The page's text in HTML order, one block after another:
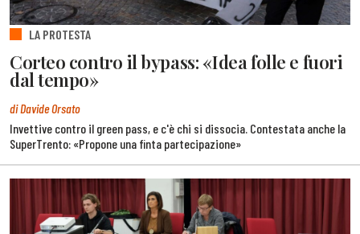
LA PROTESTA
Corteo contro il bypass: «Idea folle e fuori
dal tempo»
di Davide Orsato
Invettive contro il green pass, e c'è chi si dissocia. Contestata anche la
SuperTrento: «Propone una finta partecipazione»